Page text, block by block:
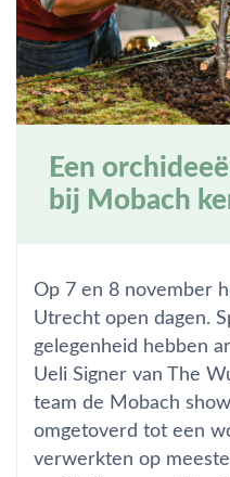
Een
bij Mobach
Op 7 en 8 november
Utrecht open dagen.
gelegenheid hebben
Ueli Signer van The
team de Mobach
omgetoverd tot een
verwerkten op